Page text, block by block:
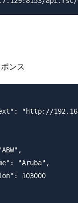
ンス
"http://
"Aruba",
103000